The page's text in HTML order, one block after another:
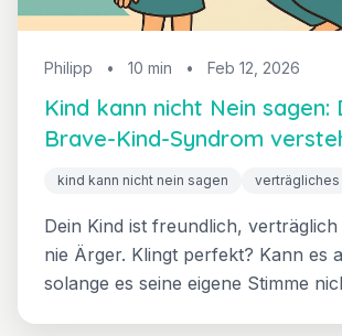
Philipp • 10 min • Feb 12, 2026
Kind kann nicht Nein sagen:
Brave-Kind-Syndrom
lösen
kind kann nicht nein sagen verträgliches
Dein Kind ist freundlich,
nie Ärger. Klingt perfekt? Kann es
solange es seine eigene Stimme